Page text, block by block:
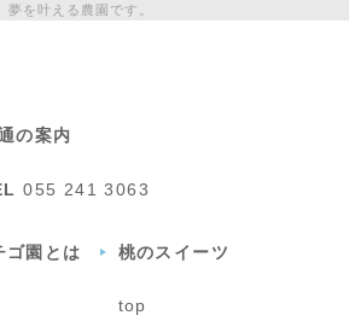
を叶える農園です。
の案内
055 241 3063
ゴ園とは 桃のスイーツ
top